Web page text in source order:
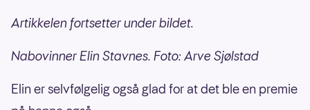
Artikkelen fortsetter under bildet.
Nabovinner Elin Stavnes. Foto: Arve Sjølstad
Elin er selvfølgelig også glad for at det ble en premie